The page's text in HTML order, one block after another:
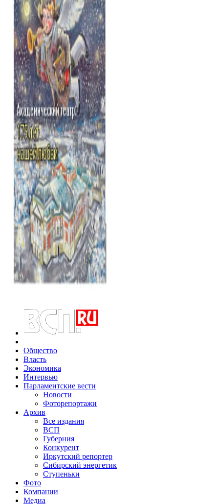
Общество
Власть
Экономика
Интервью
Парламентские вести
Новости
Фоторепортажи
Архив
Все издания
ВСП
Губерния
Конкурент
Иркутский репортер
Сибирский энергетик
Ступеньки
Фото
Компании
Медиа